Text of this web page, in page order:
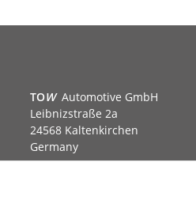
TOW Automotive GmbH
Leibnizstraße 2a
24568 Kaltenkirchen
Germany